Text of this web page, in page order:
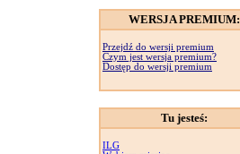
WERSJA PREMIUM:
Przejdź do wersji premium
Czym jest wersja premium?
Dostęp do wersji premium
Tu jesteś:
ILG